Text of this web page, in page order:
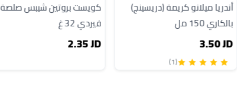
أندريا ميلانو كريمة (دريسينج)
بالكاري 150 مل
3.50 JD
(1)
كويست بروتين شيبس صلصة
فيردي 32 غ
2.35 JD